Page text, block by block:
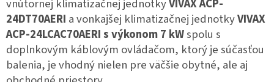
vnútornej klimatizačnej jednotkyVIVAXACP-
24DT70AERI a vonkajšej klimatizačnej jednotkyVIVAX
ACP-24LCAC70AERIs výkonom 7 kWspolu s
doplnkovým káblovým ovládačom, ktorý je súčasťou
balenia, je vhodný nielen pre väčšie obytné, ale aj